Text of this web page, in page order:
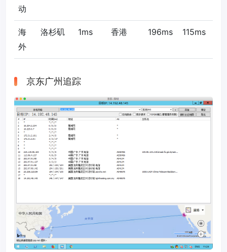
动
海
外
洛杉矶 1ms 香港 196ms 115ms
京东广州追踪